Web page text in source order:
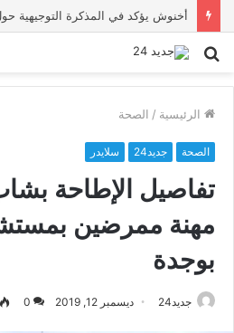
بحث
الرئيسية / الصحة
الصحة جديد24 سلايدر
تفاصيل الإطاحة
مهنة ممرضين
بوجدة
جديد24 ديسمبر 12, 2019 0